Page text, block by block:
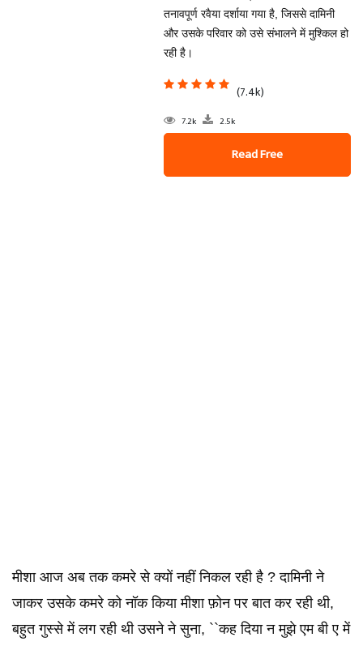
तनावपूर्ण रवैया दर्शाया गया है, जिससे दामिनी
और उसके परिवार को उसे संभालने में मुश्किल हो
रही है।
(7.4k)
7.2k 2.5k
Read Free
मीशा आज अब तक कमरे से क्यों नहीं निकल रही है ? दामिनी ने
जाकर उसके कमरे को नॉक किया मीशा फ़ोन पर बात कर रही थी,
बहुत गुस्से में लग रही थी उसने ने सुना, ``कह दिया न मुझे एम बी ए में